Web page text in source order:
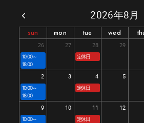
2026年8月
sun mon tue wed
26
10:00～
18:00
27 28
定休日
29
2
10:00～
18:00
3 4
定休日
5
9
10:00～
10 11
定休日
12